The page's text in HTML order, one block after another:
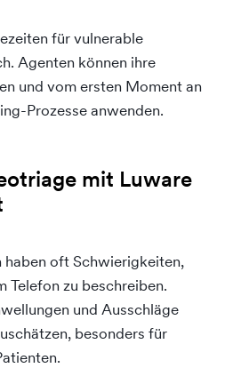
für vulnerable
Agenten können ihre
und vom ersten Moment an
Prozesse anwenden.
mit Luware
haben oft Schwierigkeiten,
Telefon zu beschreiben.
und Ausschläge
besonders für